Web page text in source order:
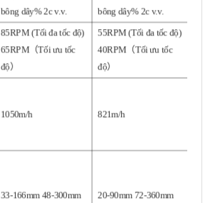
bông dây% 2c v.v. bông dây% 2c v.v.
85RPM (Tối đa tốc độ)
65RPM（Tối ưu tốc
độ）
55RPM (Tối đa tốc độ)
40RPM（Tối ưu tốc
độ）
1050m/h 821m/h
33-166mm 48-300mm 20-90mm 72-360mm